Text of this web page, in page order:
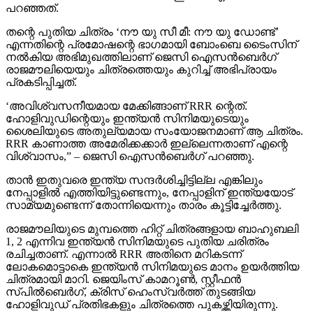
പറഞ്ഞത്.
തന്റെ പുതിയ ചിത്രം ‘നൗ യു സീ മീ: നൗ യു ഡോണ്ട്’
എന്നതിന്റെ പ്രമോഷന്റെ ഭാഗമായി ബോംബെ ടൈംസിന്
നല്‍കിയ അഭിമുഖത്തിലാണ് ജെസി ഐസന്‍ബെര്‍ഗ്
രാജമൗലിയെയും ചിത്രത്തെയും കുറിച്ച് അഭിപ്രായം
പ്രകടിപ്പിച്ചത്.
‘അവിശ്വസനീയമായ മേക്കിങ്ങാണ് RRR ന്റെത്.
ഹോളിവുഡിന്റെയും ഇന്ത്യന്‍ സിനിമയുടെയും
ശൈലിയുടെ അതുല്യമായ സംയോജനമാണ് ആ ചിത്രം.
RRR കാണാത്ത അമേരിക്കക്കാര്‍ ഇല്ലെന്നതാണ് എന്റെ
വിശ്വാസം,” – ജെസി ഐസന്‍ബെര്‍ഗ് പറഞ്ഞു.
താന്‍ ഇതുവരെ ഇന്ത്യ സന്ദര്‍ശിച്ചിട്ടില്ല എങ്കിലും
നേപ്പാളില്‍ എത്തിയിട്ടുണ്ടെന്നും, നേപ്പാളിന് ഇന്ത്യയോട്
സാമ്യമുണ്ടെന്ന് തോന്നിയെന്നും താരം കൂട്ടിച്ചേര്‍ത്തു.
രാജമൗലിയുടെ മുമ്പത്തെ ഹിറ്റ് ചിത്രങ്ങളായ ബാഹുബലി
1, 2 എന്നിവ ഇന്ത്യന്‍ സിനിമയുടെ പുതിയ ചരിത്രം
രചിച്ചതാണ്. എന്നാല്‍ RRR അതിനെ മറികടന്ന്
ലോകമൊട്ടാകെ ഇന്ത്യന്‍ സിനിമയുടെ മാനം ഉയര്‍ത്തിയ
ചിത്രമായി മാറി. ജെയിംസ് കാമറൂണ്‍, സ്റ്റീഫന്‍
സ്പില്‍ബെര്‍ഗ്, ക്രിസ് ഹെംസ്വര്‍ത്ത് തുടങ്ങിയ
ഹോളിവുഡ് പ്രതിഭകളും ചിത്രത്തെ പുകഴ്ത്തിയിരുന്നു.